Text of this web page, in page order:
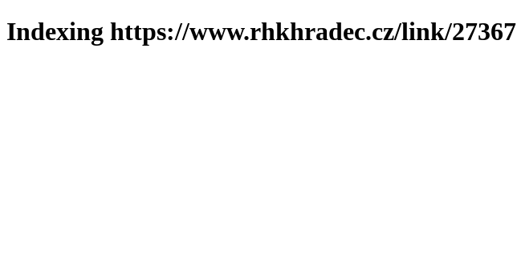
Indexing https://www.rhkhradec.cz/link/27367